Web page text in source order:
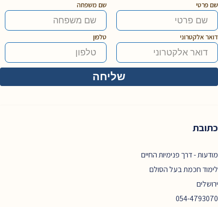
שם פרטי שם משפחה
דואר אלקטרוני טלפון
כתובת
מודעות - דרך פנימיות החיים
לימוד חכמת בעל הסולם
ירושלים
054-4793070